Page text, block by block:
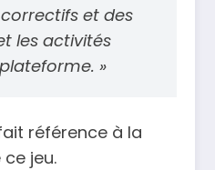
et des
les activités
»
référence à la
jeu.